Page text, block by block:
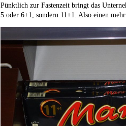
Pünktlich zur Fastenzeit bringt das
5 oder 6+1, sondern 11+1. Also einen